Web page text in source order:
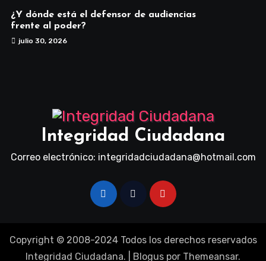
¿Y dónde está el defensor de audiencias
frente al poder?
julio 30, 2026
Integridad Ciudadana
Correo electrónico: integridadciudadana@hotmail.com
Copyright © 2008-2024 Todos los derechos reservados
Integridad Ciudadana.
Blogus por Themeansar.